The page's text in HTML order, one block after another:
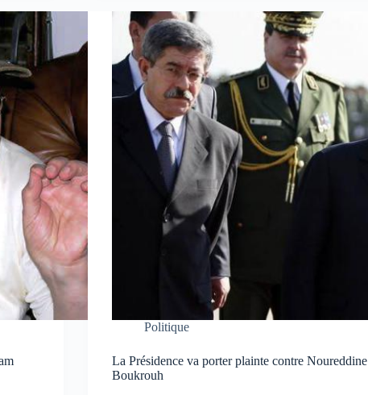
Politique
La Présidence va porter plainte contre Noureddine
Boukrouh